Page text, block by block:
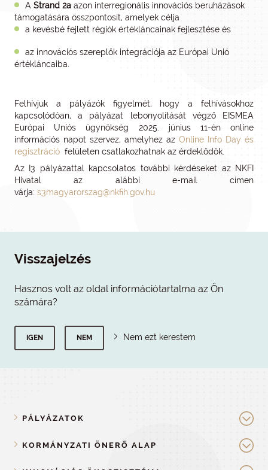
A Strand 2a azon interregionális innovációs beruházások
támogatására összpontosít, amelyek célja
a kevésbé fejlett régiók értékláncainak fejlesztése és
az innovációs szereplők integrációja az Európai Unió
értékláncaiba.
Felhívjuk a pályázók figyelmét, hogy a felhívásokhoz
kapcsolódóan, a pályázat lebonyolítását végző EISMEA
Európai Uniós ügynökség 2025. június 11-én online
információs napot szervez, amelyhez az Online Info Day és
regisztráció felületen csatlakozhatnak az érdeklődők.
Az I3 pályázattal kapcsolatos további kérdéseket az NKFI
Hivatal az alábbi e-mail címen
várja: s3magyarorszag@nkfih.gov.hu
Visszajelzés
Hasznos volt az oldal információtartalma az Ön
számára?
IGEN NEM Nem ezt kerestem
PÁLYÁZATOK
KORMÁNYZATI ÖNERŐ ALAP